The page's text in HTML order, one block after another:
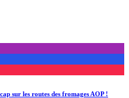
sur les routes des fromages AOP !